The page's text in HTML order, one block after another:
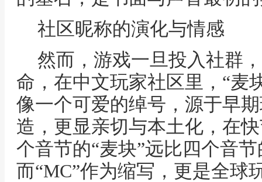
社区昵称的演化与情感
然而，游戏一旦投入社群
命，在中文玩家社区里，“麦
像一个可爱的绰号，源于早
造，更显亲切与本土化，在
个音节的“麦块”远比四个音
而“MC”作为缩写，更是全球